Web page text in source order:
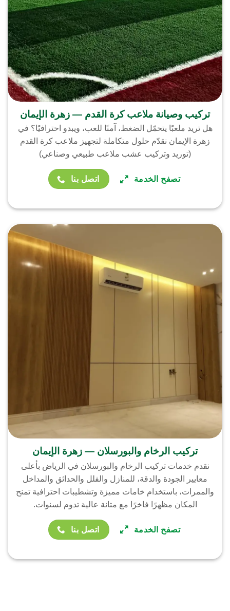
تركيب وصيانة ملاعب كرة القدم — زهرة الإيمان
هل تريد ملعبًا يتحمّل الضغط، آمنًا للعب، ويبدو احترافيًا؟ في
زهرة الإيمان نقدّم حلول متكاملة لتجهيز ملاعب كرة القدم
(توريد وتركيب عشب ملاعب طبيعي وصناعي)
تصفح الخدمة اتصل بنا
تركيب الرخام والبورسلان — زهرة الإيمان
نقدم خدمات تركيب الرخام والبورسلان في الرياض بأعلى
معايير الجودة والدقة، للمنازل والفلل والحدائق والمداخل
والممرات، باستخدام خامات مميزة وتشطيبات احترافية تمنح
المكان مظهرًا فاخرًا مع متانة عالية تدوم لسنوات.
تصفح الخدمة اتصل بنا